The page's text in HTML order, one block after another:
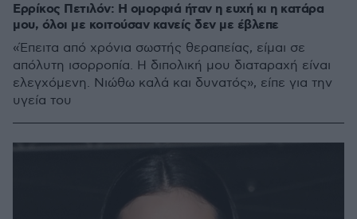
Ερρίκος Πετιλόν: Η ομορφιά ήταν η ευχή κι η κατάρα
μου, όλοι με κοιτούσαν κανείς δεν με έβλεπε
«Έπειτα από χρόνια σωστής θεραπείας, είμαι σε
απόλυτη ισορροπία. Η διπολική μου διαταραχή είναι
ελεγχόμενη. Νιώθω καλά και δυνατός», είπε για την
υγεία του